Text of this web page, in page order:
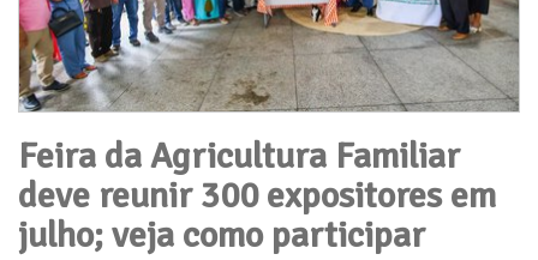
Feira da Agricultura Familiar
deve reunir 300 expositores em
julho; veja como participar